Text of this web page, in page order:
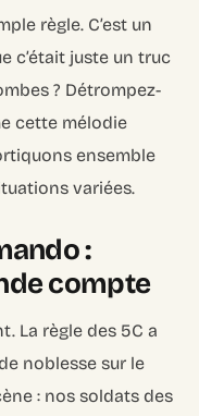
règle. C’est un
c’était juste un truc
? Détrompez-
cette mélodie
ensemble
variées.
:
compte
La règle des 5C a
noblesse sur le
: nos soldats des